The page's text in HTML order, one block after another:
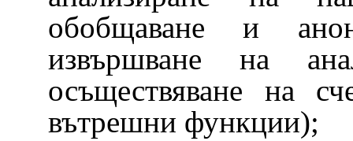
обобщаване и
извършване на
осъществяване на
вътрешни функции);